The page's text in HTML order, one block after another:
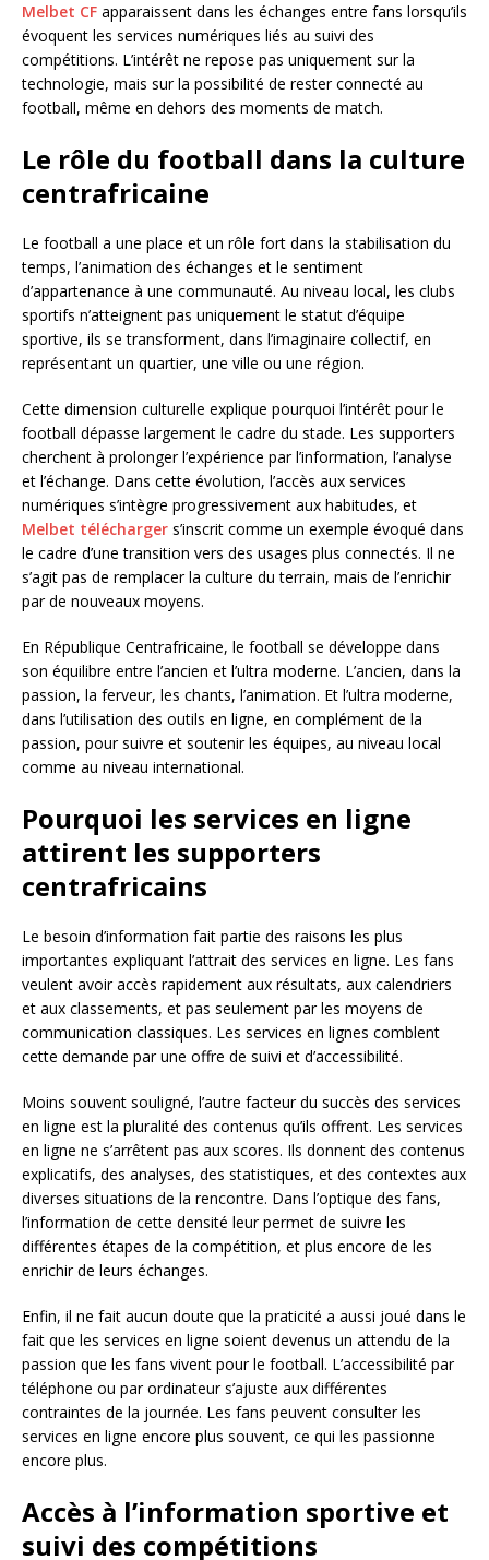
Melbet CF apparaissent dans les échanges entre fans lorsqu’ils
évoquent les services numériques liés au suivi des
compétitions. L’intérêt ne repose pas uniquement sur la
technologie, mais sur la possibilité de rester connecté au
football, même en dehors des moments de match.
Le rôle du football dans la culture
centrafricaine
Le football a une place et un rôle fort dans la stabilisation du
temps, l’animation des échanges et le sentiment
d’appartenance à une communauté. Au niveau local, les clubs
sportifs n’atteignent pas uniquement le statut d’équipe
sportive, ils se transforment, dans l’imaginaire collectif, en
représentant un quartier, une ville ou une région.
Cette dimension culturelle explique pourquoi l’intérêt pour le
football dépasse largement le cadre du stade. Les supporters
cherchent à prolonger l’expérience par l’information, l’analyse
et l’échange. Dans cette évolution, l’accès aux services
numériques s’intègre progressivement aux habitudes, et
Melbet télécharger s’inscrit comme un exemple évoqué dans
le cadre d’une transition vers des usages plus connectés. Il ne
s’agit pas de remplacer la culture du terrain, mais de l’enrichir
par de nouveaux moyens.
En République Centrafricaine, le football se développe dans
son équilibre entre l’ancien et l’ultra moderne. L’ancien, dans la
passion, la ferveur, les chants, l’animation. Et l’ultra moderne,
dans l’utilisation des outils en ligne, en complément de la
passion, pour suivre et soutenir les équipes, au niveau local
comme au niveau international.
Pourquoi les services en ligne
attirent les supporters
centrafricains
Le besoin d’information fait partie des raisons les plus
importantes expliquant l’attrait des services en ligne. Les fans
veulent avoir accès rapidement aux résultats, aux calendriers
et aux classements, et pas seulement par les moyens de
communication classiques. Les services en lignes comblent
cette demande par une offre de suivi et d’accessibilité.
Moins souvent souligné, l’autre facteur du succès des services
en ligne est la pluralité des contenus qu’ils offrent. Les services
en ligne ne s’arrêtent pas aux scores. Ils donnent des contenus
explicatifs, des analyses, des statistiques, et des contextes aux
diverses situations de la rencontre. Dans l’optique des fans,
l’information de cette densité leur permet de suivre les
différentes étapes de la compétition, et plus encore de les
enrichir de leurs échanges.
Enfin, il ne fait aucun doute que la praticité a aussi joué dans le
fait que les services en ligne soient devenus un attendu de la
passion que les fans vivent pour le football. L’accessibilité par
téléphone ou par ordinateur s’ajuste aux différentes
contraintes de la journée. Les fans peuvent consulter les
services en ligne encore plus souvent, ce qui les passionne
encore plus.
Accès à l’information sportive et
suivi des compétitions